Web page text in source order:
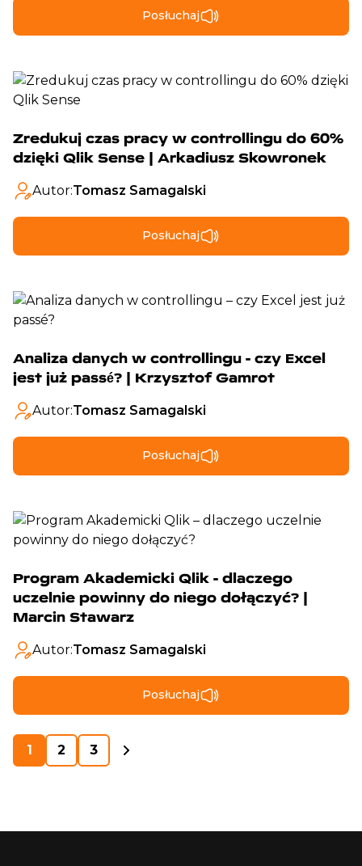
Posłuchaj
Zredukuj czas pracy w controllingu do 60%
dzięki Qlik Sense | Arkadiusz Skowronek
Autor:Tomasz Samagalski
Posłuchaj
Analiza danych w controllingu - czy Excel
jest już passé? | Krzysztof Gamrot
Autor:Tomasz Samagalski
Posłuchaj
Program Akademicki Qlik - dlaczego
uczelnie powinny do niego dołączyć? |
Marcin Stawarz
Autor:Tomasz Samagalski
Posłuchaj
1 2 3